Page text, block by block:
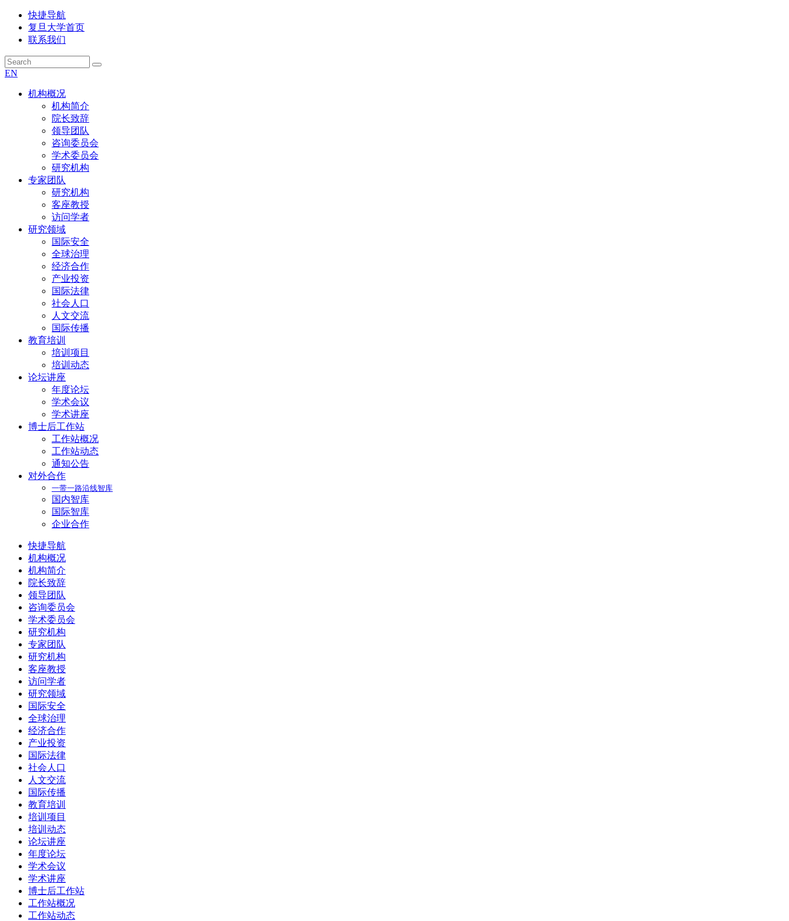
快捷导航
复旦大学首页
联系我们
EN
机构概况
机构简介
院长致辞
领导团队
咨询委员会
学术委员会
研究机构
专家团队
研究机构
客座教授
访问学者
研究领域
国际安全
全球治理
经济合作
产业投资
国际法律
社会人口
人文交流
国际传播
教育培训
培训项目
培训动态
论坛讲座
年度论坛
学术会议
学术讲座
博士后工作站
工作站概况
工作站动态
通知公告
对外合作
一带一路沿线智库
国内智库
国际智库
企业合作
快捷导航
机构概况
机构简介
院长致辞
领导团队
咨询委员会
学术委员会
研究机构
专家团队
研究机构
客座教授
访问学者
研究领域
国际安全
全球治理
经济合作
产业投资
国际法律
社会人口
人文交流
国际传播
教育培训
培训项目
培训动态
论坛讲座
年度论坛
学术会议
学术讲座
博士后工作站
工作站概况
工作站动态